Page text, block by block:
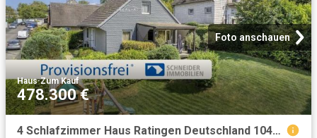
Foto anschauen
Haus·Zum Kauf
478.300 €
4 Schlafzimmer Haus Ratingen Deutschland 104796973